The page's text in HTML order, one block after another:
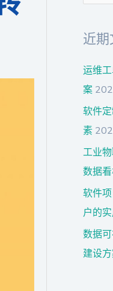
：
近
运维
案
软件
素
工业
数据
软件
户的
数据
建设